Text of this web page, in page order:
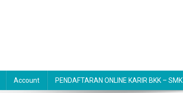
Account PENDAFTARAN ONLINE KARIR BKK – SMK